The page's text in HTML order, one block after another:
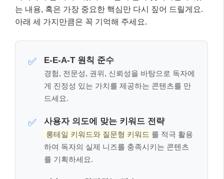
롱테일 키워드와 질문형 키워드 를 적극 활용
하여 독자의 실제 니즈를 충족시키는 콘텐츠
기술 SEO 최적화는 필수
사이트 속도, 모바일 친화성, 구조화된 데이터
등 기술적인 부분까지 신경 써서 검색 엔진이
당신의 블로그를 쉽게 이해하고 크롤링하도록
만드세요.
기술 SEO 최적화: 블로그 성능 향상 👩‍💼